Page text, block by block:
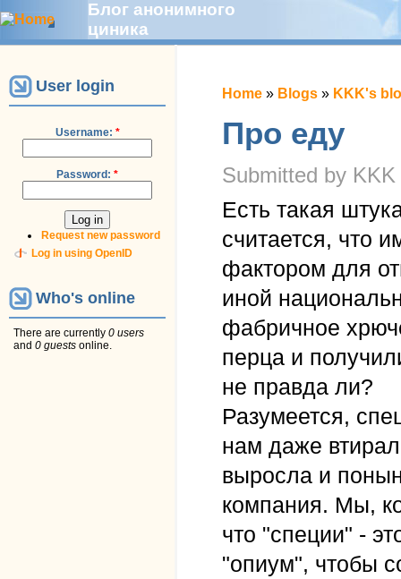
Блог анонимного
циника
User login
Username: *
Password: *
Request new password
Log in using OpenID
Who's online
There are currently 0 users
and 0 guests online.
Home » Blogs » KKK's
Про еду
Submitted by
Есть такая
считается, что
фактором для
иной
фабричное
перца и
не правда ли?
Разумеется,
нам даже
выросла и
компания. Мы,
что "специи" -
"опиум", чтобы